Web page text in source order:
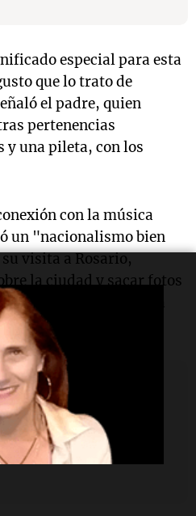
especial para esta
que lo trato de
el padre, quien
pertenencias
una pileta, con los
con la música
un "nacionalismo bien
su visita a Rosario,
la ciudad y sacar fotos
aunque hoy está
Rosario
y clamor popular
y Cadena 3 en